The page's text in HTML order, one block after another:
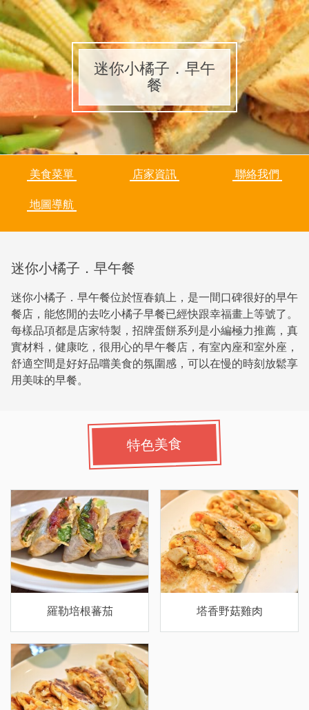
迷你小橘子．早午
餐
美食菜單 店家資訊 聯絡我們
地圖導航
迷你小橘子．早午餐
迷你小橘子．早午餐位於恆春鎮上，是一間口碑很好的早午
餐店，能悠閒的去吃小橘子早餐已經快跟幸福畫上等號了。
每樣品項都是店家特製，招牌蛋餅系列是小編極力推薦，真
實材料，健康吃，很用心的早午餐店，有室內座和室外座，
舒適空間是好好品嚐美食的氛圍感，可以在慢的時刻放鬆享
用美味的早餐。
特色美食
羅勒培根蕃茄 塔香野菇雞肉